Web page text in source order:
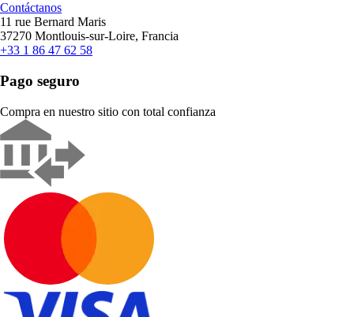
Contáctanos
11 rue Bernard Maris
37270 Montlouis-sur-Loire, Francia
+33 1 86 47 62 58
Pago seguro
Compra en nuestro sitio con total confianza